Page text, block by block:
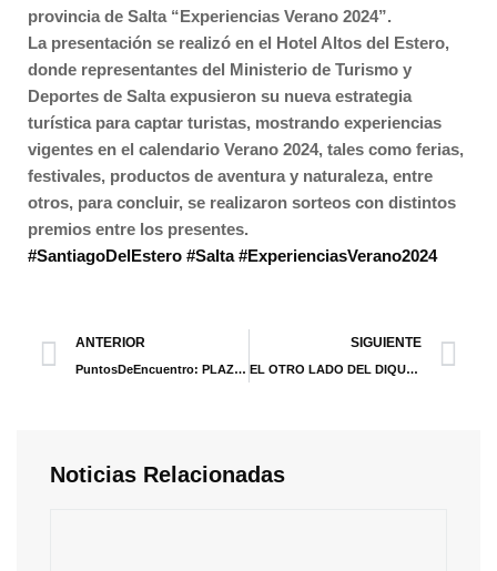
provincia de Salta “Experiencias Verano 2024”.
La presentación se realizó en el Hotel Altos del Estero,
donde representantes del Ministerio de Turismo y
Deportes de Salta expusieron su nueva estrategia
turística para captar turistas, mostrando experiencias
vigentes en el calendario Verano 2024, tales como ferias,
festivales, productos de aventura y naturaleza, entre
otros, para concluir, se realizaron sorteos con distintos
premios entre los presentes.
#SantiagoDelEstero #Salta #ExperienciasVerano2024
ANTERIOR
PuntosDeEncuentro: PLAZA DEL INGENIO
SIGUIENTE
EL OTRO LADO DEL DIQUE FRONTAL
Noticias Relacionadas